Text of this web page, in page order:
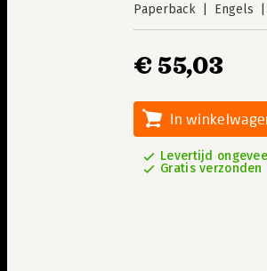
Paperback Engels
€ 55,03
In
Levertijd
Gratis verzonden